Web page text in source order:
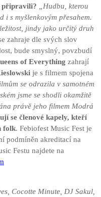
připravili?
„Hudbu, kterou
i s myšlenkovým přesahem.
jindy jako určitý druh
zahraje dle svých slov
bude smyslný, povzbudí
of Everything zahrají
je s filmem spojena
se odrazila v samotném
jsme se shodli okamžitě
právě jeho filmem Modrá
se členové kapely, kteří
folk. Febiofest Music Fest je
podmíněn akreditací na
Festu najdete na
Cocotte Minute, DJ Sakul,